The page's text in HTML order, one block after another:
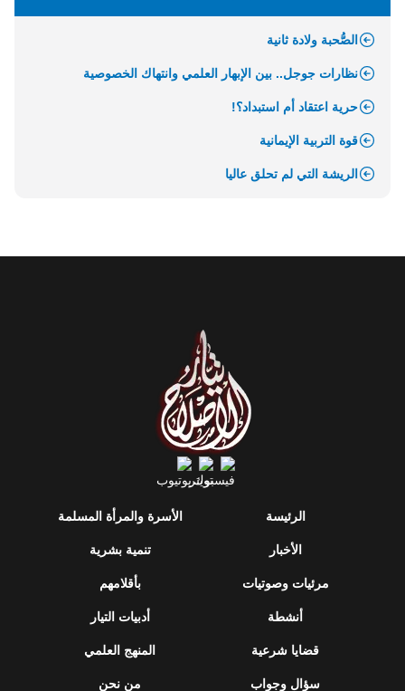
الصُّحبة ولادة ثانية
نظارات جوجل.. بين الإبهار العلمي وانتهاك الخصوصية
حرية اعتقاد أم استبداد؟!
قوة التربية الإيمانية
الريشة التي لم تحلق عاليا
الرئيسة
الأخبار
مرئيات وصوتيات
أنشطة
قضايا شرعية
سؤال وجواب
الأسرة والمرأة المسلمة
تنمية بشرية
بأقلامهم
أدبيات التيار
المنهج العلمي
من نحن